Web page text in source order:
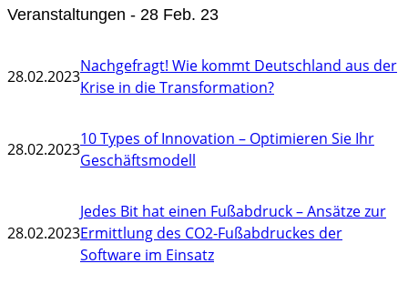
Veranstaltungen - 28 Feb. 23
28.02.2023
Nachgefragt! Wie kommt Deutschland aus der
Krise in die Trans­formation?
28.02.2023
10 Types of Innovation – Optimieren Sie Ihr
Geschäftsmodell
28.02.2023
Jedes Bit hat einen Fußabdruck – Ansätze zur
Ermittlung des CO2-Fußabdruckes der
Software im Einsatz